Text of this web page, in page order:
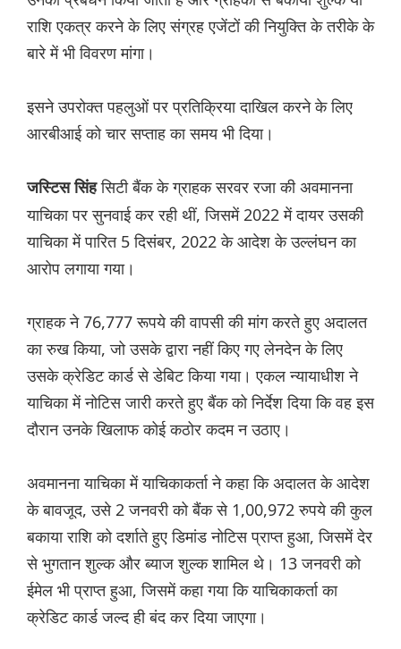
राशि एकत्र करने के लिए संग्रह एजेंटों की नियुक्ति के तरीके के
बारे में भी विवरण मांगा।
इसने उपरोक्त पहलुओं पर प्रतिक्रिया दाखिल करने के लिए
आरबीआई को चार सप्ताह का समय भी दिया।
जस्टिस सिंहसिटी बैंक के ग्राहक सरवर रजा की अवमानना
याचिका पर सुनवाई कर रही थीं, जिसमें 2022 में दायर उसकी
याचिका में पारित 5 दिसंबर, 2022 के आदेश के उल्लंघन का
आरोप लगाया गया।
ग्राहक ने 76,777 रूपये की वापसी की मांग करते हुए अदालत
का रुख किया, जो उसके द्वारा नहीं किए गए लेनदेन के लिए
उसके क्रेडिट कार्ड से डेबिट किया गया। एकल न्यायाधीश ने
याचिका में नोटिस जारी करते हुए बैंक को निर्देश दिया कि वह इस
दौरान उनके खिलाफ कोई कठोर कदम न उठाए।
अवमानना ​​याचिका में याचिकाकर्ता ने कहा कि अदालत के आदेश
के बावजूद, उसे 2 जनवरी को बैंक से 1,00,972 रुपये की कुल
बकाया राशि को दर्शाते हुए डिमांड नोटिस प्राप्त हुआ, जिसमें देर
से भुगतान शुल्क और ब्याज शुल्क शामिल थे। 13 जनवरी को
ईमेल भी प्राप्त हुआ, जिसमें कहा गया कि याचिकाकर्ता का
क्रेडिट कार्ड जल्द ही बंद कर दिया जाएगा।